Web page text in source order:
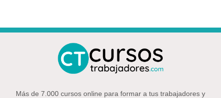
Más de 7.000 cursos online para formar a tus trabajadores y